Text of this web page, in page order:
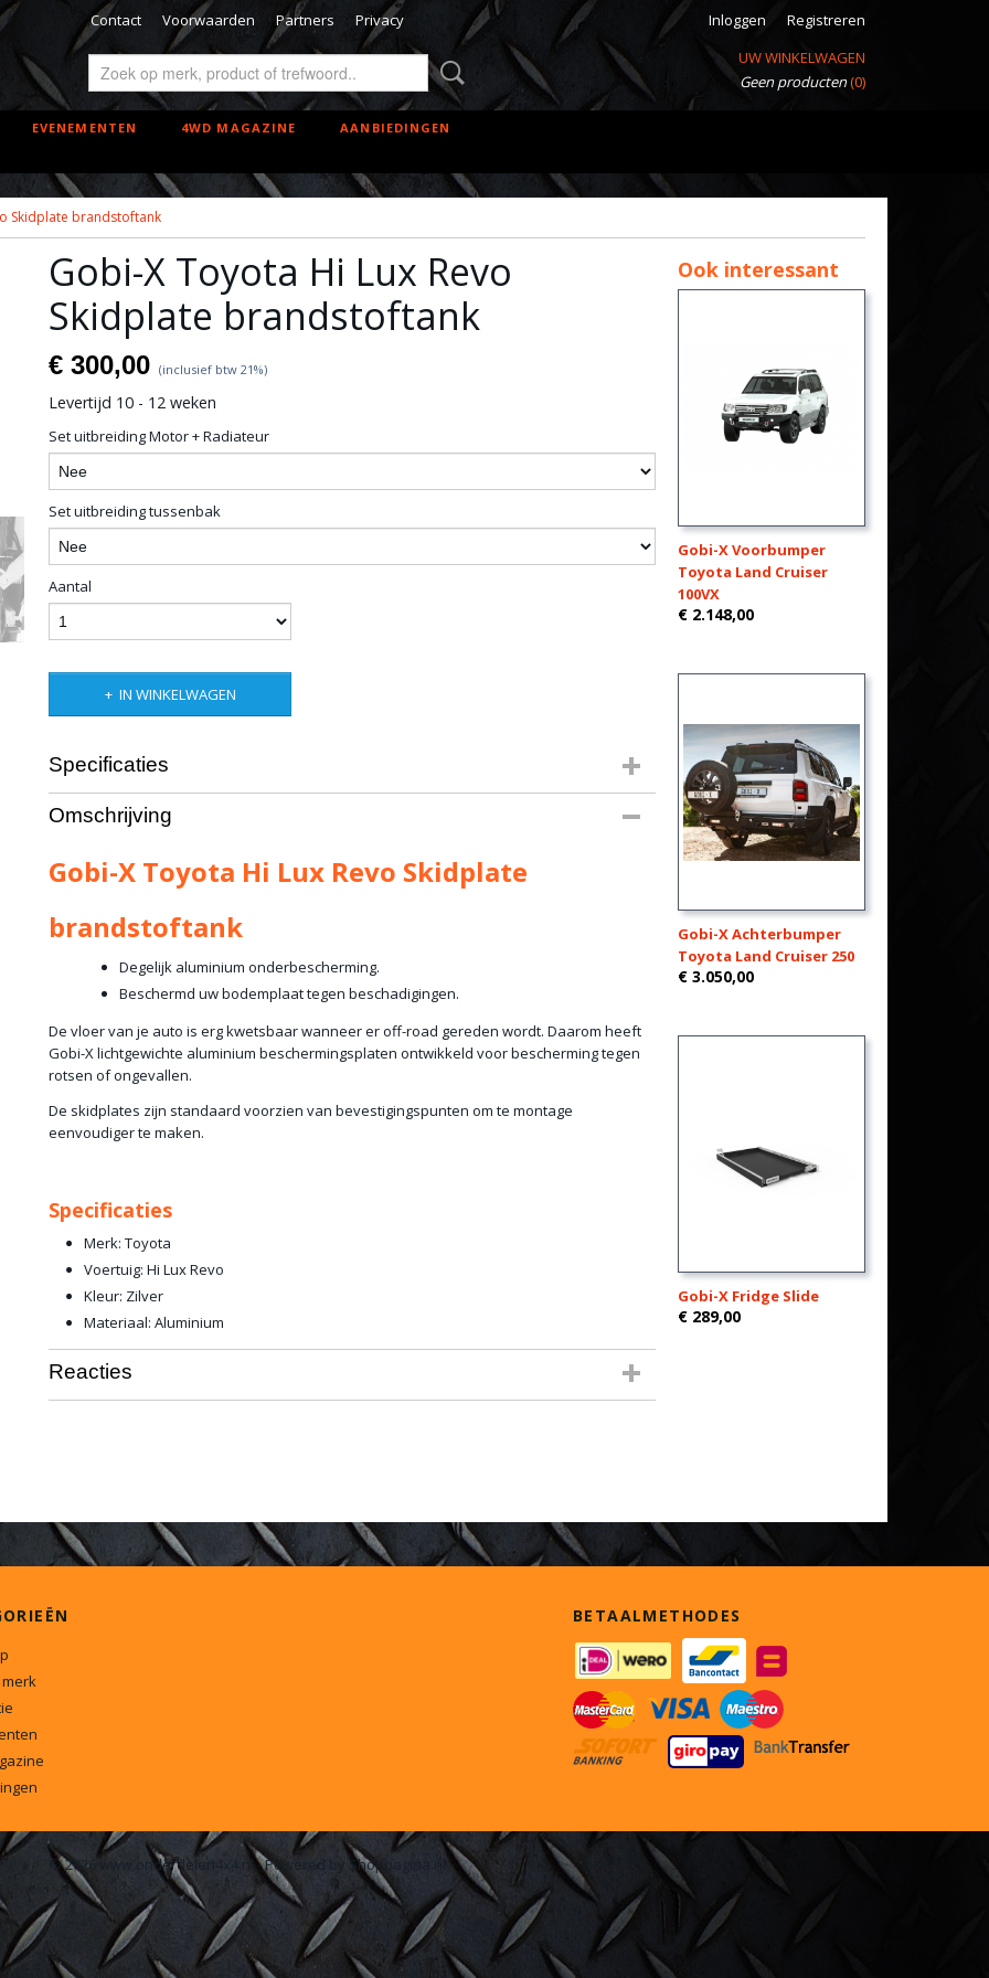
Contact Voorwaarden Partners Privacy Inloggen
Registreren
UW WINKELWAGEN
Geen producten(0)
EVENEMENTEN 4WD MAGAZINE AANBIEDINGEN
Skidplate brandstoftank
Gobi-X Toyota Hi Lux Revo
Skidplate brandstoftank
€ 300,00 (inclusief btw 21%)
Levertijd 10 - 12 weken
Set uitbreiding Motor + Radiateur
Set uitbreiding tussenbak
Aantal
IN WINKELWAGEN
Specificaties
Productcode
Productcode leverancier
Omschrijving
Gobi-X Toyota Hi Lux Revo Skidplate
brandstoftank
Degelijk aluminium onderbescherming.
Beschermd uw bodemplaat tegen beschadigingen.
De vloer van je auto is erg kwetsbaar wanneer er off-road gereden wordt. Daarom heeft
Gobi-X lichtgewichte aluminium beschermingsplaten ontwikkeld voor bescherming tegen
rotsen of ongevallen.
De skidplates zijn standaard voorzien van bevestigingspunten om te montage
eenvoudiger te maken.
Specificaties
Merk: Toyota
Voertuig: Hi Lux Revo
Kleur: Zilver
Materiaal: Aluminium
Reacties
Ook interessant
Gobi-X Voorbumper
Toyota Land Cruiser
100VX
€ 2.148,00
Gobi-X Achterbumper
Toyota Land Cruiser 250
€ 3.050,00
Gobi-X Fridge Slide
€ 289,00
BETAALMETHODES
© 2026 www.onderdelen4x4.nl - Powered by Shoppagina.nl